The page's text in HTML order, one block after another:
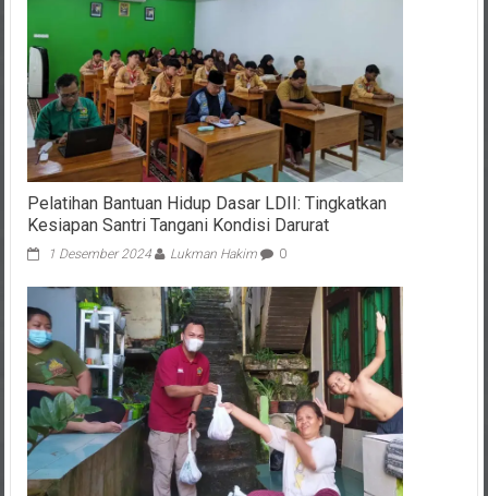
Pelatihan Bantuan Hidup Dasar LDII: Tingkatkan
Kesiapan Santri Tangani Kondisi Darurat
1 Desember 2024 Lukman Hakim 0